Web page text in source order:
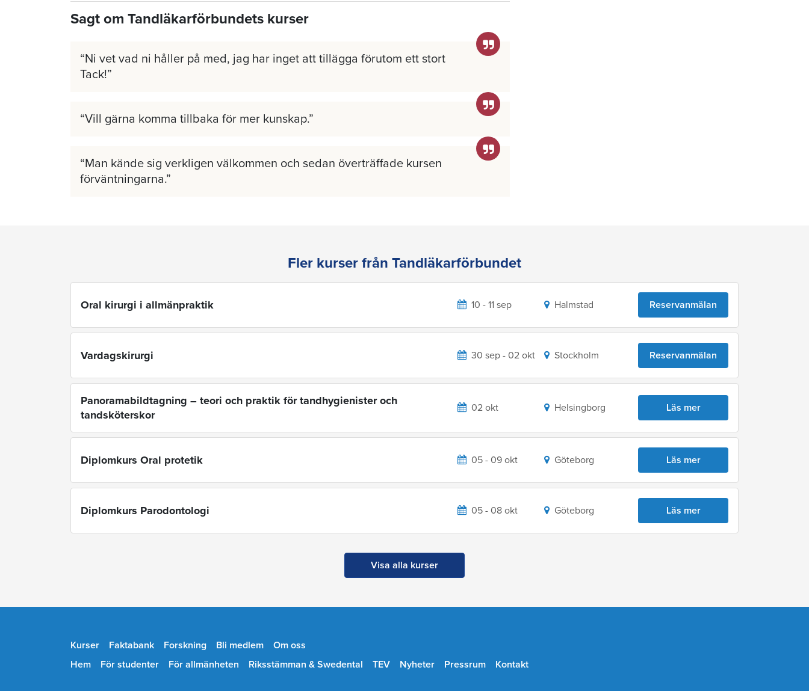
Sagt om Tandläkarförbundets kurser
Ni vet vad ni håller på med, jag har inget att tillägga förutom ett stort
Tack!
Vill gärna komma tillbaka för mer kunskap.
Man kände sig verkligen välkommen och sedan överträffade kursen
förväntningarna.
Fler kurser från Tandläkarförbundet
Oral kirurgi i allmänpraktik 10 - 11 sep Halmstad Reservanmälan
Vardagskirurgi 30 sep - 02 okt Stockholm Reservanmälan
Panoramabildtagning – teori och praktik för tandhygienister och
tandsköterskor
02 okt Helsingborg Läs mer
Diplomkurs Oral protetik 05 - 09 okt Göteborg Läs mer
Diplomkurs Parodontologi 05 - 08 okt Göteborg Läs mer
Visa alla kurser
Kurser Faktabank Forskning Bli medlem
Om oss
Hem
För studenter För allmänheten Riksstämman & Swedental TEV Nyheter Pressrum Kontakt